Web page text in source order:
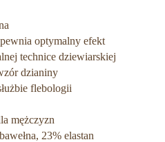
optymalny efekt
technice dziewiarskiej
dzianiny
flebologii
mężczyzn
23% elastan